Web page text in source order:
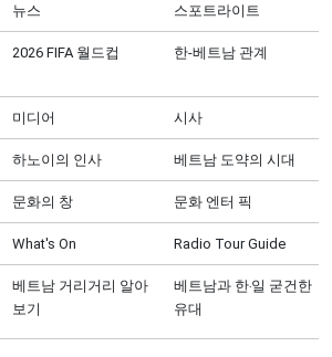
뉴스 스포트라이트
2026 FIFA 월드컵 한-베트남 관계
미디어 시사
하노이의 인사 베트남 도약의 시대
문화의 창 문화 엔터 픽
What's On Radio Tour Guide
베트남 거리거리 알아
보기
베트남과 한‧일 굳건한
유대